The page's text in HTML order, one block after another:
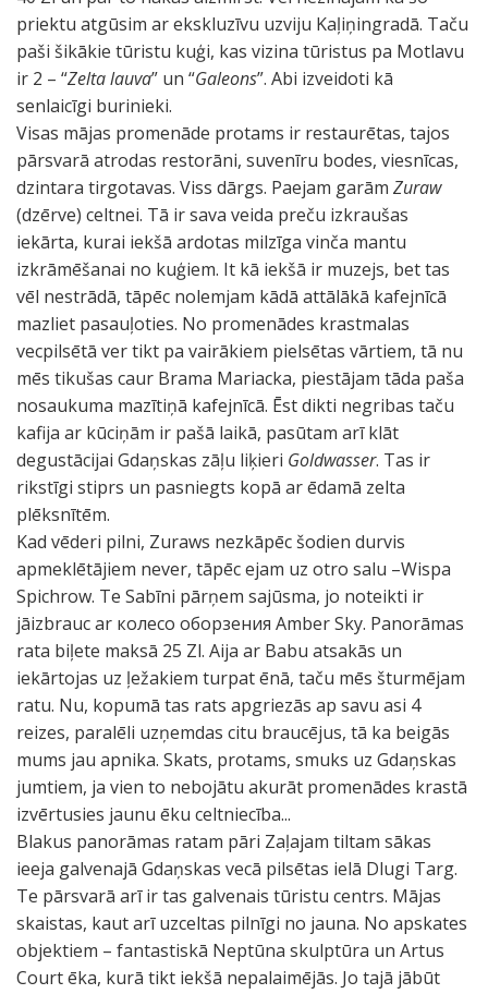
priektu atgūsim ar ekskluzīvu uzviju Kaļiņingradā. Taču
paši šikākie tūristu kuģi, kas vizina tūristus pa Motlavu
ir 2 – “Zelta lauva” un “Galeons”. Abi izveidoti kā
senlaicīgi burinieki.
Visas mājas promenāde protams ir restaurētas, tajos
pārsvarā atrodas restorāni, suvenīru bodes, viesnīcas,
dzintara tirgotavas. Viss dārgs. Paejam garām Zuraw
(dzērve) celtnei. Tā ir sava veida preču izkraušas
iekārta, kurai iekšā ardotas milzīga vinča mantu
izkrāmēšanai no kuģiem. It kā iekšā ir muzejs, bet tas
vēl nestrādā, tāpēc nolemjam kādā attālākā kafejnīcā
mazliet pasauļoties. No promenādes krastmalas
vecpilsētā ver tikt pa vairākiem pielsētas vārtiem, tā nu
mēs tikušas caur Brama Mariacka, piestājam tāda paša
nosaukuma mazītiņā kafejnīcā. Ēst dikti negribas taču
kafija ar kūciņām ir pašā laikā, pasūtam arī klāt
degustācijai Gdaņskas zāļu liķieri Goldwasser. Tas ir
rikstīgi stiprs un pasniegts kopā ar ēdamā zelta
plēksnītēm.
Kad vēderi pilni, Zuraws nezkāpēc šodien durvis
apmeklētājiem never, tāpēc ejam uz otro salu –Wispa
Spichrow. Te Sabīni pārņem sajūsma, jo noteikti ir
jāizbrauc ar колесо оборзения Amber Sky. Panorāmas
rata biļete maksā 25 Zl. Aija ar Babu atsakās un
iekārtojas uz ļežakiem turpat ēnā, taču mēs šturmējam
ratu. Nu, kopumā tas rats apgriezās ap savu asi 4
reizes, paralēli uzņemdas citu braucējus, tā ka beigās
mums jau apnika. Skats, protams, smuks uz Gdaņskas
jumtiem, ja vien to nebojātu akurāt promenādes krastā
izvērtusies jaunu ēku celtniecība...
Blakus panorāmas ratam pāri Zaļajam tiltam sākas
ieeja galvenajā Gdaņskas vecā pilsētas ielā Dlugi Targ.
Te pārsvarā arī ir tas galvenais tūristu centrs. Mājas
skaistas, kaut arī uzceltas pilnīgi no jauna. No apskates
objektiem – fantastiskā Neptūna skulptūra un Artus
Court ēka, kurā tikt iekšā nepalaimējās. Jo tajā jābūt